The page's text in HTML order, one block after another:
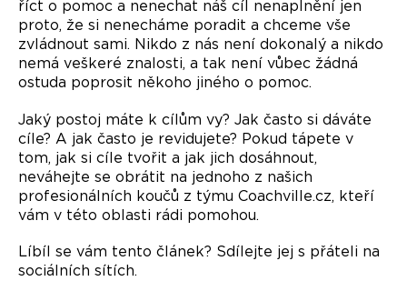
říct o pomoc a nenechat náš cíl nenaplnění jen
proto, že si nenecháme poradit a chceme vše
zvládnout sami. Nikdo z nás není dokonalý a nikdo
nemá veškeré znalosti, a tak není vůbec žádná
ostuda poprosit někoho jiného o pomoc.
Jaký postoj máte k cílům vy? Jak často si dáváte
cíle? A jak často je revidujete? Pokud tápete v
tom, jak si cíle tvořit a jak jich dosáhnout,
neváhejte se obrátit na jednoho z našich
profesionálních koučů z týmu Coachville.cz, kteří
vám v této oblasti rádi pomohou.
Líbíl se vám tento článek? Sdílejte jej s přáteli na
sociálních sítích.